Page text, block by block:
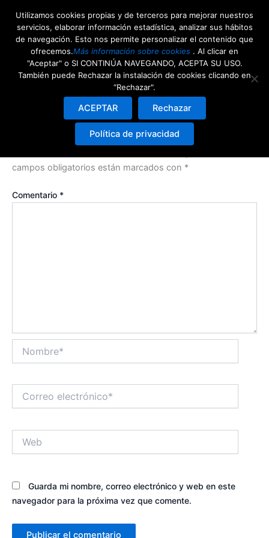
contenido
Testimoniales
Deja una respuesta
campos obligatorios están marcados con *
Comentario *
electrónico*
Guarda mi nombre, correo electrónico y web en este
navegador para la próxima vez que comente.
Utilizamos cookies propias y de terceros para mejorar nuestros
servicios, elaborar información estadística, analizar sus hábitos
de navegación. Esto nos permite personalizar el contenido que
ofrecemos.Más información sobre cookies . Al clicar en
"Aceptar" o SI CONTINÚA NAVEGANDO, ACEPTA SU USO.
También puede Rechazar la instalación de cookies clicando en
“Rechazar".
ACEPTAR Rechazar
Política de privacidad